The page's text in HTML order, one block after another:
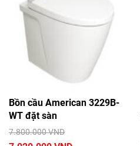
Bồn cầu American 3229B-
WT đặt sàn
7.800.000 VND